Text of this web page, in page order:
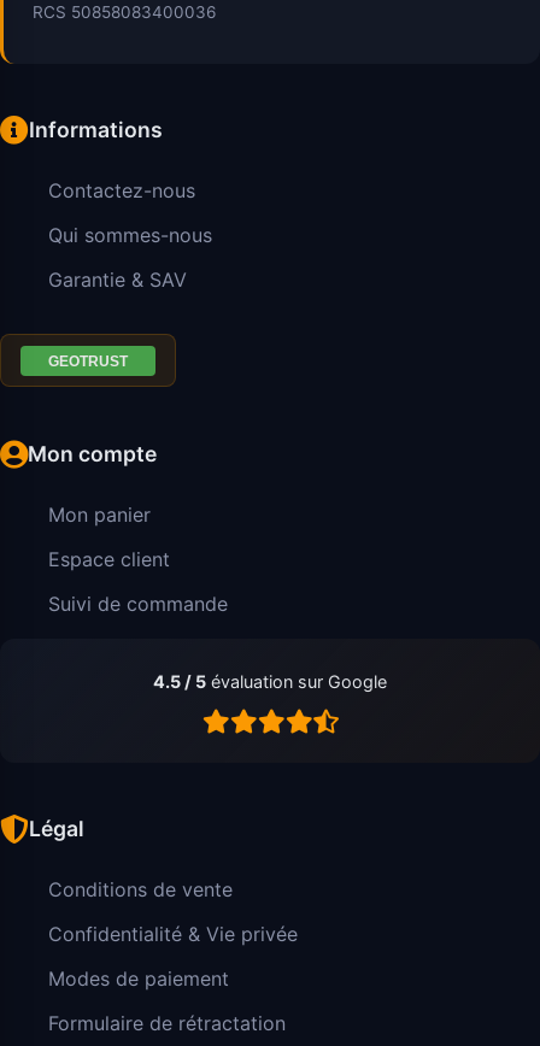
RCS 50858083400036
Informations
Contactez-nous
Qui sommes-nous
Garantie & SAV
Mon compte
Mon panier
Espace client
Suivi de commande
4.5 / 5 évaluation sur Google
Légal
Conditions de vente
Confidentialité & Vie privée
Modes de paiement
Formulaire de rétractation